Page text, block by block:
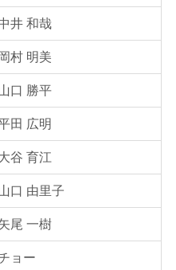
井 和哉
村 明美
口 勝平
田 広明
谷 育江
口 由里子
尾 一樹
ョー